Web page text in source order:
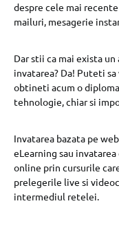
despre cele mai
mailuri, mesagerie
Dar stii ca mai exista
invatarea? Da! Puteti
obtineti acum o
tehnologie, chiar si
Invatarea bazata pe
eLearning sau
online prin cursurile
prelegerile live si
intermediul retelei.